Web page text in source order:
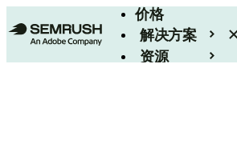
价格
解决方案
资源